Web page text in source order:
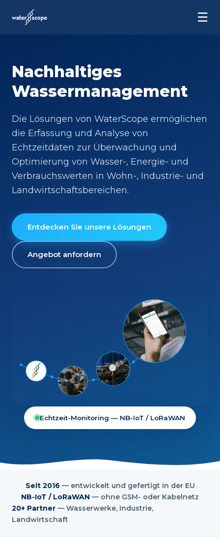
☰
Nachhaltiges
Wassermanagement
Die Lösungen von WaterScope ermöglichen
die Erfassung und Analyse von
Echtzeitdaten zur Überwachung und
Optimierung von Wasser-, Energie- und
Verbrauchswerten in Wohn-, Industrie- und
Landwirtschaftsbereichen.
Entdecken Sie unsere Lösungen
Angebot anfordern
Echtzeit-Monitoring — NB-IoT / LoRaWAN
Seit 2016 — entwickelt und gefertigt in der EU
NB-IoT / LoRaWAN — ohne GSM- oder Kabelnetz
20+ Partner — Wasserwerke, Industrie,
Landwirtschaft